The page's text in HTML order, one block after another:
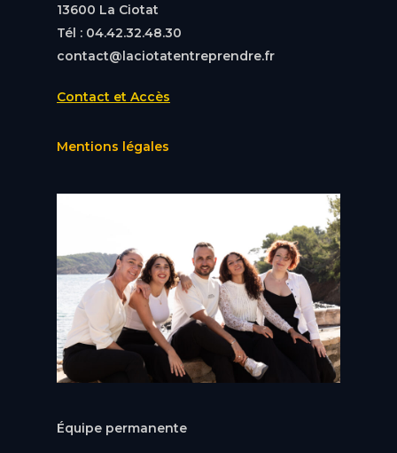
13600 La Ciotat
Tél : 04.42.32.48.30
contact@laciotatentreprendre.fr
Contact et Accès
Mentions légales
Équipe permanente